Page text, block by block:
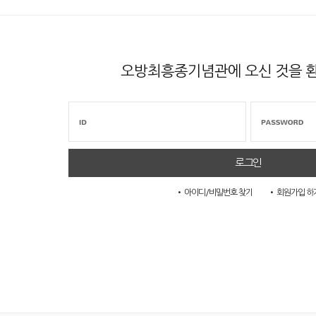
오방최흥종기념관에 오신 것을
• 아이디/비밀번호 찾기 • 회원가입 하